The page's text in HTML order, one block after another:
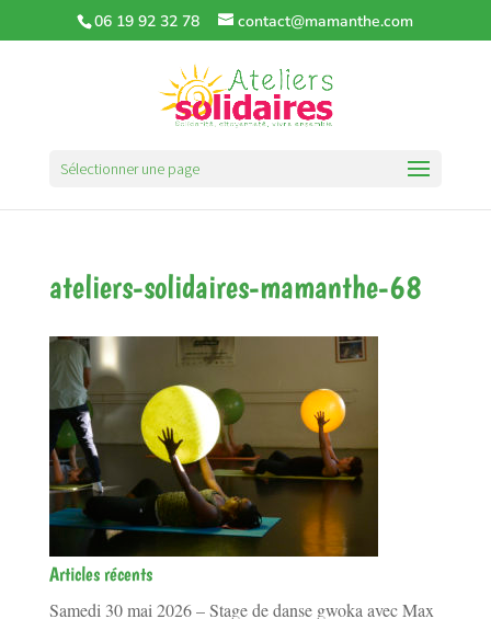
06 19 92 32 78 contact@mamanthe.com
Sélectionner une page
ateliers-solidaires-mamanthe-68
Articles récents
Samedi 30 mai 2026 – Stage de danse gwoka avec Max